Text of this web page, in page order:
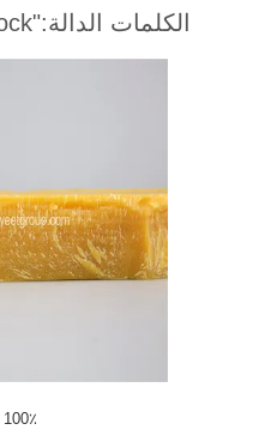
الكلمات الدالة:"pure beeswax block "